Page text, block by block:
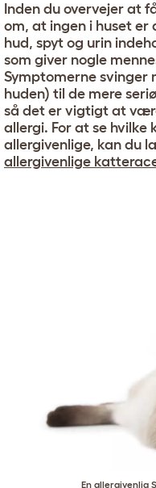
Inden du overvejer at
om, at ingen i huset
hud, spyt og urin
som giver nogle
Symptomerne svinger
huden) til de mere
så det er vigtigt at
allergi. For at se hvilke
allergivenlige, kan du
allergivenlige
En allergivenlig